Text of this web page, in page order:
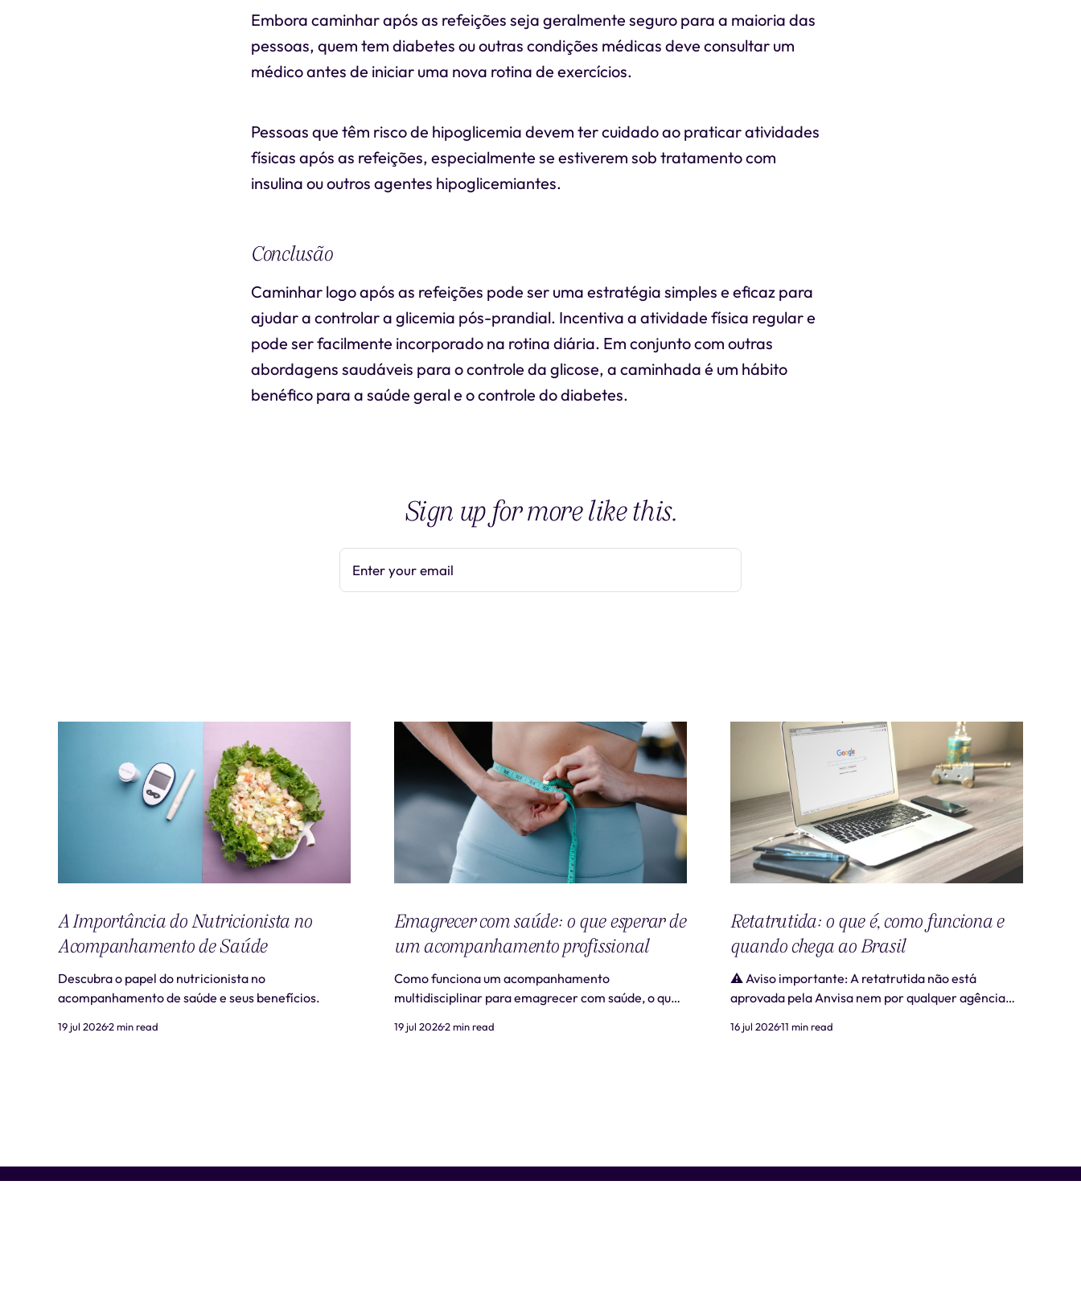
Embora caminhar após as refeições seja geralmente seguro para a maioria das
pessoas, quem tem diabetes ou outras condições médicas deve consultar um
médico antes de iniciar uma nova rotina de exercícios.
Pessoas que têm risco de hipoglicemia devem ter cuidado ao praticar atividades
físicas após as refeições, especialmente se estiverem sob tratamento com
insulina ou outros agentes hipoglicemiantes.
Conclusão
Caminhar logo após as refeições pode ser uma estratégia simples e eficaz para
ajudar a controlar a glicemia pós-prandial. Incentiva a atividade física regular e
pode ser facilmente incorporado na rotina diária. Em conjunto com outras
abordagens saudáveis para o controle da glicose, a caminhada é um hábito
benéfico para a saúde geral e o controle do diabetes.
Sign up for more like this.
Enter your email
A Importância do Nutricionista no
Acompanhamento de Saúde
Descubra o papel do nutricionista no
acompanhamento de saúde e seus benefícios.
19 jul 20262 min read
Emagrecer com saúde: o que esperar de
um acompanhamento profissional
Como funciona um acompanhamento
multidisciplinar para emagrecer com saúde, o que
profissional.
19 jul 20262 min read
Retatrutida: o que é, como funciona e
quando chega ao Brasil
⚠️ Aviso importante: A retatrutida não está
aprovada pela Anvisa nem por qualquer agência
como "retatrutida" fora de estudos clínicos
16 jul 202611 min read